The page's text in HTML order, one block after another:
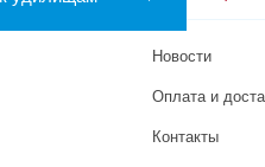
Новости
Оплата и
Контакты